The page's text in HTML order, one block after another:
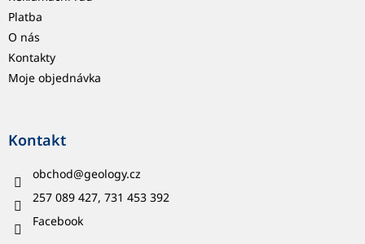
Platba
O nás
Kontakty
Moje objednávka
Kontakt
obchod@geology.cz
257 089 427, 731 453 392
Facebook